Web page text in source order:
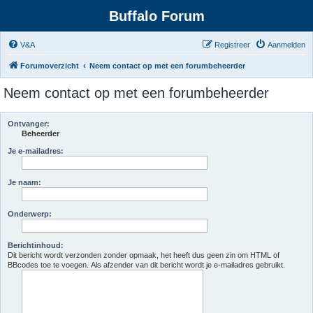
Buffalo Forum
V&A Aanmelden
Registreer
Forumoverzicht Neem contact op met een forumbeheerder
Neem contact op met een forumbeheerder
Ontvanger:
Beheerder
Je e-mailadres:
Je naam:
Onderwerp:
Berichtinhoud:
Dit bericht wordt verzonden zonder opmaak, het heeft dus geen zin om HTML of
BBcodes toe te voegen. Als afzender van dit bericht wordt je e-mailadres gebruikt.